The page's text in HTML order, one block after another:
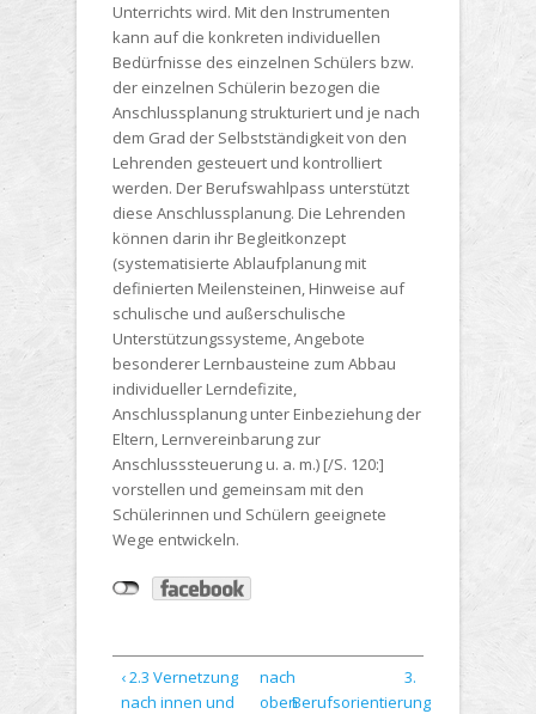
Unterrichts wird. Mit den Instrumenten
kann auf die konkreten individuellen
Bedürfnisse des einzelnen Schülers bzw.
der einzelnen Schülerin bezogen die
Anschlussplanung strukturiert und je nach
dem Grad der Selbstständigkeit von den
Lehrenden gesteuert und kontrolliert
werden. Der Berufswahlpass unterstützt
diese Anschlussplanung. Die Lehrenden
können darin ihr Begleitkonzept
(systematisierte Ablaufplanung mit
definierten Meilensteinen, Hinweise auf
schulische und außerschulische
Unterstützungssysteme, Angebote
besonderer Lernbausteine zum Abbau
individueller Lerndefizite,
Anschlussplanung unter Einbeziehung der
Eltern, Lernvereinbarung zur
Anschlusssteuerung u. a. m.) [/S. 120:]
vorstellen und gemeinsam mit den
Schülerinnen und Schülern geeignete
Wege entwickeln.
‹ 2.3 Vernetzung
nach innen und
nach
oben
3.
Berufsorientierung